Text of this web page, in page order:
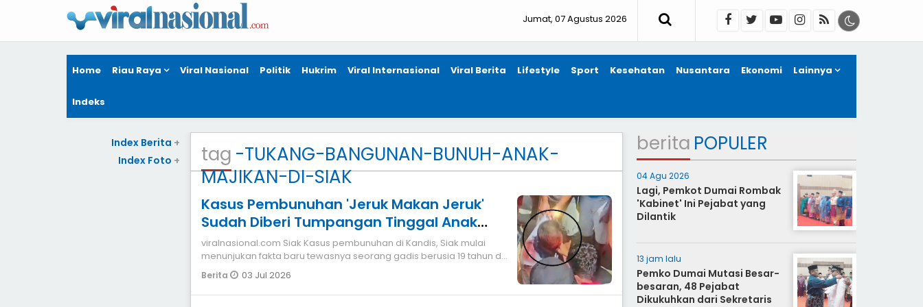
Jumat, 07 Agustus 2026
Home Riau Raya Viral Nasional Politik Hukrim Viral Internasional Viral Berita Lifestyle Sport Kesehatan Nusantara Ekonomi Lainnya
Indeks
tag -TUKANG-BANGUNAN-BUNUH-ANAK-
MAJIKAN-DI-SIAK
Kasus Pembunuhan 'Jeruk Makan Jeruk'
Sudah Diberi Tumpangan Tinggal Anak
Majikan Dibunuh
viralnasional.com Siak Kasus pembunuhan di Kandis, Siak mulai
menunjukan fakta baru tewasnya seorang gadis berusia 19 tahun di
Kecamatan
Berita 03 Jul 2026
Index Berita +
Index Foto +
berita POPULER
04 Agu 2026
Lagi, Pemkot Dumai Rombak
'Kabinet' Ini Pejabat yang
Dilantik
13 jam lalu
Pemko Dumai Mutasi Besar-
besaran, 48 Pejabat
Dikukuhkan dari Sekretaris